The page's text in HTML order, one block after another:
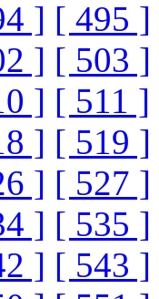
] [ 495 ]
] [ 503 ]
] [ 511 ]
] [ 519 ]
] [ 527 ]
] [ 535 ]
] [ 543 ]